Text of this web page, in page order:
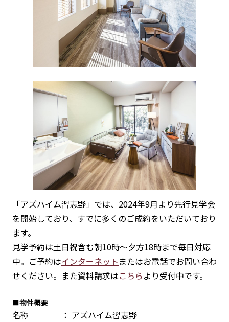
「アズハイム習志野」では、2024年9月より先行見学会
を開始しており、すでに多くのご成約をいただいており
ます。
見学予約は土日祝含む朝10時～夕方18時まで毎日対応
中。ご予約はインターネット またはお電話でお問い合わ
せください。また資料請求はこちらより受付中です。
■物件概要
名称 ： アズハイム習志野